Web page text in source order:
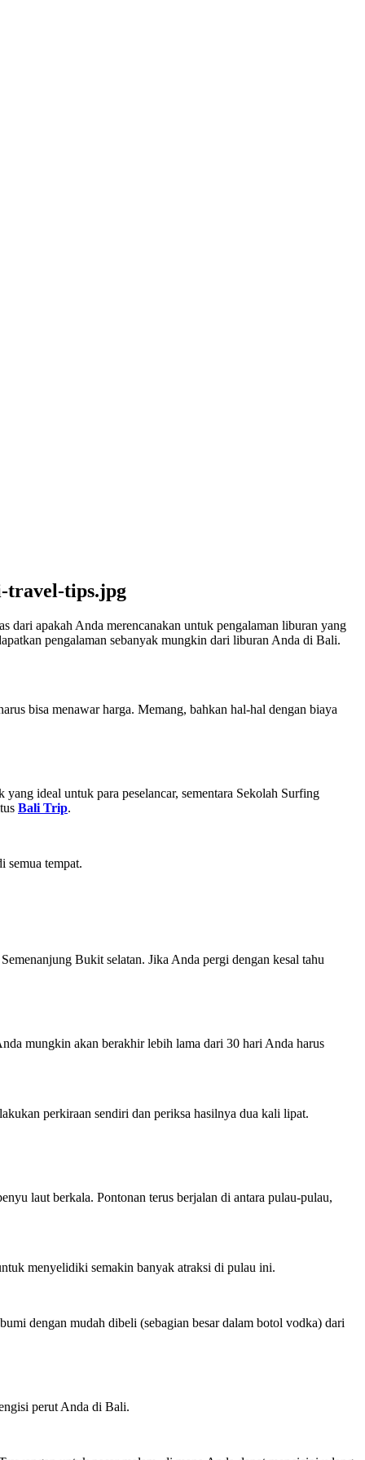
dari apakah Anda merencanakan untuk pengalaman liburan yang
pengalaman sebanyak mungkin dari liburan Anda di Bali.
bisa menawar harga. Memang, bahkan hal-hal dengan biaya
ideal untuk para peselancar, sementara Sekolah Surfing
Bali Trip.
semua tempat.
Bukit selatan. Jika Anda pergi dengan kesal tahu
mungkin akan berakhir lebih lama dari 30 hari Anda harus
perkiraan sendiri dan periksa hasilnya dua kali lipat.
laut berkala. Pontonan terus berjalan di antara pulau-pulau,
menyelidiki semakin banyak atraksi di pulau ini.
dengan mudah dibeli (sebagian besar dalam botol vodka) dari
perut Anda di Bali.